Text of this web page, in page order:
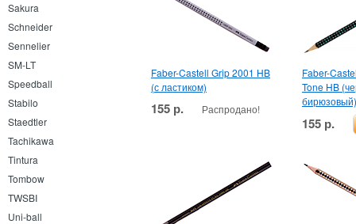
Sakura
Schneider
Sennelier
SM-LT
Speedball
Stabilo
Staedtler
Tachikawa
Tintura
Tombow
TWSBI
Uni-ball
Faber-Castell Grip 2001 HB
(с ластиком)
155 р. Распродано!
Faber-
Tone HB
бирюзовый)
155 р.